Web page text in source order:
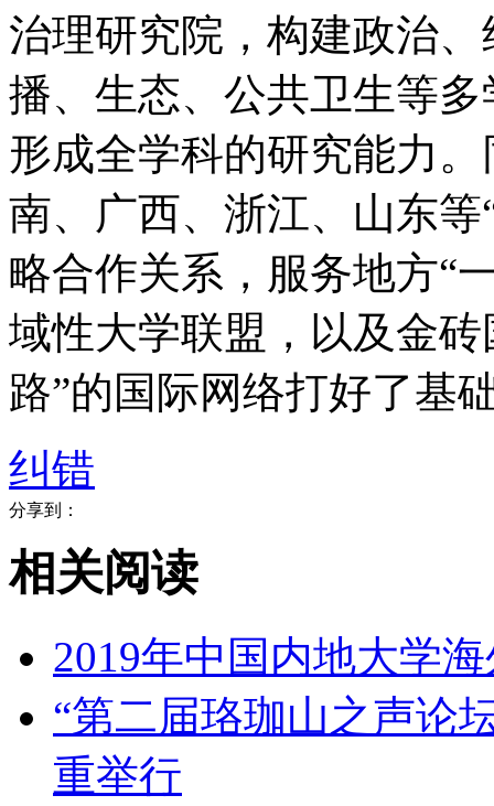
治理研究院，构建政治
播、生态、公共卫生等
形成全学科的研究能力
南、广西、浙江、山东
略合作关系，服务地方“
域性大学联盟，以及金
路”的国际网络打好了基
纠错
分享到：
相关阅读
​2019年中国内地大学
​“第二届珞珈山之声论
重举行